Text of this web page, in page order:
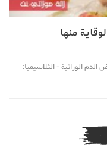
منها
الدم الوراثية - الثلاسيميا: